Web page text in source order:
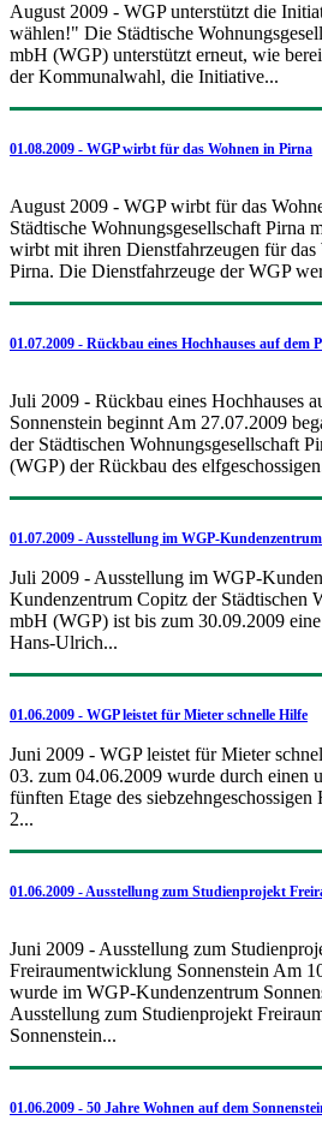
August 2009 - WGP unterstützt die
wählen!" Die Städtische
mbH (WGP) unterstützt erneut, wie
der Kommunalwahl, die Initiative...
01.08.2009 - WGP wirbt für das Wohnen in Pirna
August 2009 - WGP wirbt für das
Städtische Wohnungsgesellschaft Pirna
wirbt mit ihren Dienstfahrzeugen für das
Pirna. Die Dienstfahrzeuge der WGP
01.07.2009 - Rückbau eines Hochhauses auf dem
Juli 2009 - Rückbau eines Hochhauses
Sonnenstein beginnt Am 27.07.2009
der Städtischen Wohnungsgesellschaft
(WGP) der Rückbau des
01.07.2009 - Ausstellung im WGP-
Juli 2009 - Ausstellung im WGP-
Kundenzentrum Copitz der Städtischen
mbH (WGP) ist bis zum 30.09.2009
Hans-Ulrich...
01.06.2009 - WGP leistet für Mieter schnelle Hilfe
Juni 2009 - WGP leistet für Mieter
03. zum 04.06.2009 wurde durch einen
fünften Etage des
2...
01.06.2009 - Ausstellung zum Studienprojekt
Juni 2009 - Ausstellung zum
Freiraumentwicklung Sonnenstein Am
wurde im WGP-Kundenzentrum
Ausstellung zum Studienprojekt
Sonnenstein...
01.06.2009 - 50 Jahre Wohnen auf dem